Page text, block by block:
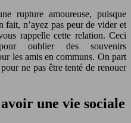
rupture amoureuse, puisque
fait, n’ayez pas peur de vider et
rappelle cette relation. Ceci
oublier des souvenirs
les amis en communs. On part
ne pas être tenté de renouer
une vie sociale